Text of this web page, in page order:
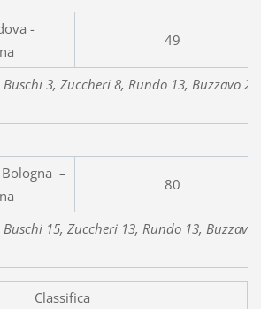
-
49
3, Zuccheri 8, Rundo 13, Buzzavo
–
80
15, Zuccheri 13, Rundo 13,
Classifica